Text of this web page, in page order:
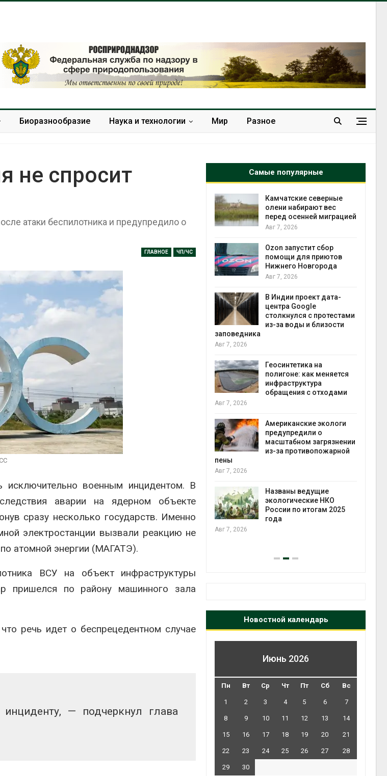
Биоразнообразие Наука и технологии Мир Разное
не спросит
атаки беспилотника и предупредило о
ГЛАВНОЕ ЧП/ЧС
военным инцидентом. В
аварии на ядерном объекте
сразу несколько государств. Именно
электростанции вызвали реакцию не
атомной энергии (МАГАТЭ).
ВСУ на объект инфраструктуры
пришелся по району машинного зала
речь идет о беспрецедентном случае
— подчеркнул глава
Самые популярные
энергию и
с крыш
городам
ускорить
мусорных
вновь
паводков
более 140
болезни печени
Региональный
ушёл от проверок к
наблюдению
Авг 8, 2026
Авг 7, 2026
Камы в августе может
превысить норму почти в
полтора раза
Авг 7, 2026
Евросоюз потребовал
Авг 7, 2026
может обходиться без
без отопления
Авг 7, 2026
Камчатские северные
олени набирают вес
перед осенней миграцией
Авг 7, 2026
Ozon запустит сбор
помощи для приютов
Нижнего Новгорода
Авг 7, 2026
В Индии проект дата-
центра Google
столкнулся с протестами
из-за воды и близости
заповедника
Авг 7, 2026
Геосинтетика на
полигоне: как меняется
инфраструктура
обращения с отходами
Авг 7, 2026
Американские экологи
предупредили о
масштабном загрязнении
из-за противопожарной
пены
Авг 7, 2026
Названы ведущие
экологические НКО
России по итогам 2025
года
Авг 7, 2026
Новостной календарь
Июнь 2026
Пн Вт Ср Чт Пт Сб Вс
1 2 3 4 5 6 7
8 9 10 11 12 13 14
15 16 17 18 19 20 21
22 23 24 25 26 27 28
29
30